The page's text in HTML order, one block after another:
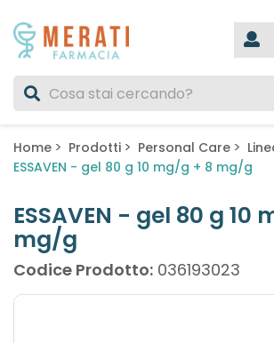
Home Prodotti Personal Care
ESSAVEN - gel 80 g 10 mg/g + 8 mg/g
ESSAVEN - gel 80 g 10
mg/g
Codice Prodotto: 036193023